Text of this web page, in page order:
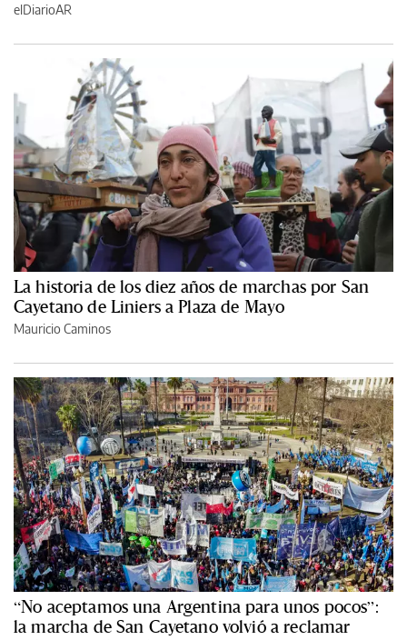
elDiarioAR
La historia de los diez años de marchas por San
Cayetano de Liniers a Plaza de Mayo
Mauricio Caminos
“No aceptamos una Argentina para unos pocos”:
la marcha de San Cayetano volvió a reclamar